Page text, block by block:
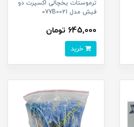
ترموستات یخچالی اکسپرت دو
فیش مدل 077B0021
645,000 تومان